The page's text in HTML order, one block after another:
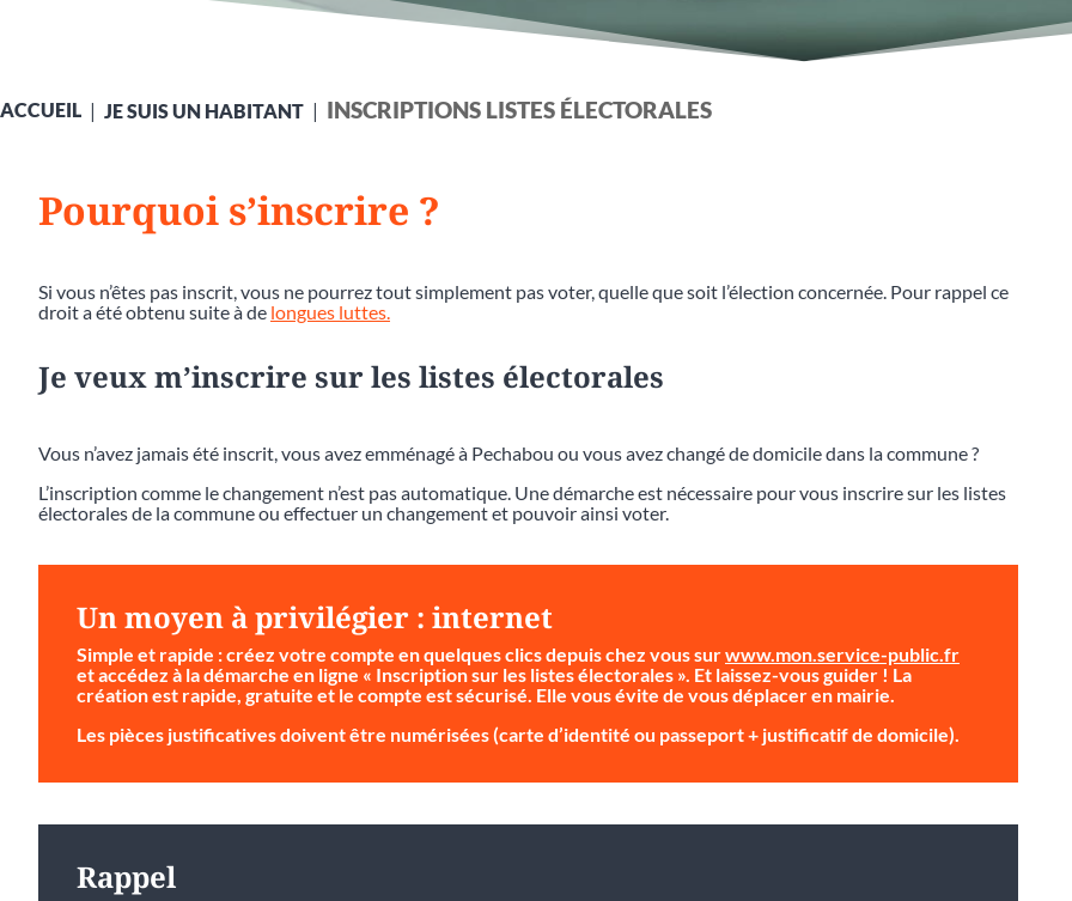
ACCUEIL JE SUIS UN HABITANT INSCRIPTIONS LISTES ÉLECTORALES
Pourquoi s’inscrire ?
Si vous n’êtes pas inscrit, vous ne pourrez tout simplement pas voter, quelle que soit l’élection concernée. Pour rappel ce
droit a été obtenu suite à de longues luttes.
Je veux m’inscrire sur les listes électorales
Vous n’avez jamais été inscrit, vous avez emménagé à Pechabou ou vous avez changé de domicile dans la commune ?
L’inscription comme le changement n’est pas automatique. Une démarche est nécessaire pour vous inscrire sur les listes
électorales de la commune ou effectuer un changement et pouvoir ainsi voter.
Un moyen à privilégier : internet
Simple et rapide : créez votre compte en quelques clics depuis chez vous surwww.mon.service-public.fr
et accédez à la démarche en ligne « Inscription sur les listes électorales ». Et laissez-vous guider ! La
création est rapide, gratuite et le compte est sécurisé. Elle vous évite de vous déplacer en mairie.
Les pièces justificatives doivent être numérisées (carte d’identité ou passeport + justificatif de domicile).
Rappel